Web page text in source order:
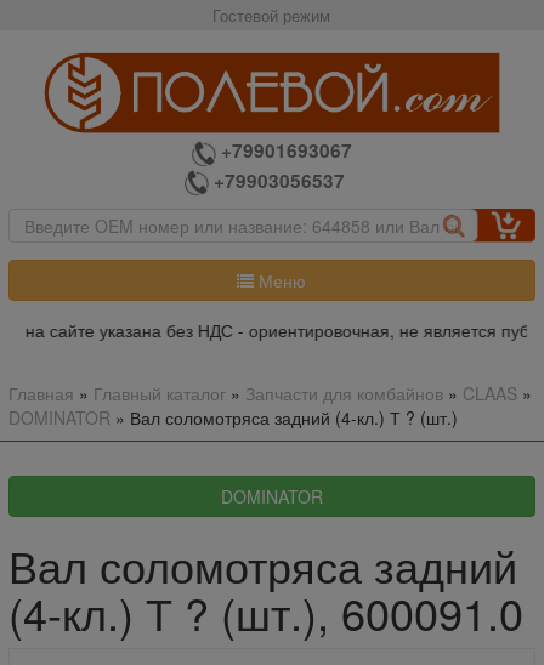
Гостевой режим
+79901693067
+79903056537
Меню
на сайте указана без НДС - ориентировочная, не является
Главная » Главный каталог» Запчасти для комбайнов» CLAAS»
DOMINATOR » Вал соломотряса задний (4-кл.) Т ? (шт.)
Вал соломотряса задний
(4-кл.) Т ? (шт.), 600091.0